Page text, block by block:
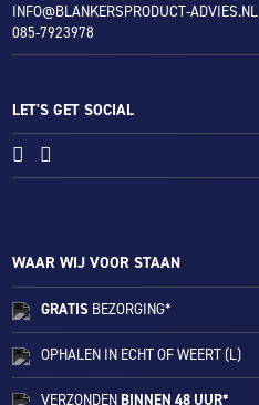
INFO@BLANKERSPRODUCT-ADVIES.NL
085-7923978
LET'S GET SOCIAL
WAAR WIJ VOOR STAAN
GRATIS BEZORGING*
OPHALEN IN ECHT OF WEERT (L)
VERZONDENBINNEN 48 UUR*